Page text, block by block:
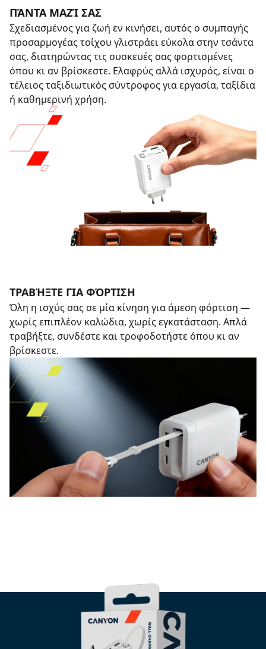
ΠΆΝΤΑ ΜΑΖΊ ΣΑΣ
Σχεδιασμένος για ζωή εν κινήσει, αυτός ο συμπαγής
προσαρμογέας τοίχου γλιστράει εύκολα στην τσάντα
σας, διατηρώντας τις συσκευές σας φορτισμένες
όπου κι αν βρίσκεστε. Ελαφρύς αλλά ισχυρός, είναι ο
τέλειος ταξιδιωτικός σύντροφος για εργασία, ταξίδια
ή καθημερινή χρήση.
ΤΡΑΒΉΞΤΕ ΓΙΑ ΦΌΡΤΙΣΗ
Όλη η ισχύς σας σε μία κίνηση για άμεση φόρτιση —
χωρίς επιπλέον καλώδια, χωρίς εγκατάσταση. Απλά
τραβήξτε, συνδέστε και τροφοδοτήστε όπου κι αν
βρίσκεστε.